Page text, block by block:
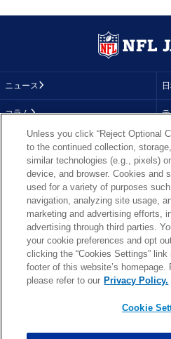
ニュース
コラム
順
More NFL 特
TOP お問い合
Unless you click “Reject Optional
to the continued collection,
similar technologies (e.g., pixels)
device, and browser. Cookies and
used for a variety of purposes
navigation, analyzing site usage,
marketing and advertising efforts,
advertising through third parties.
your cookie preferences and opt
clicking the “Cookies Settings”
footer of this website’s homepage.
please refer to our Privacy Policy.
Cookie